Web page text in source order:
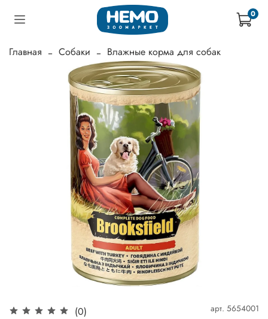
0
Главная Собаки Влажные корма для собак
(0) арт. 5654001